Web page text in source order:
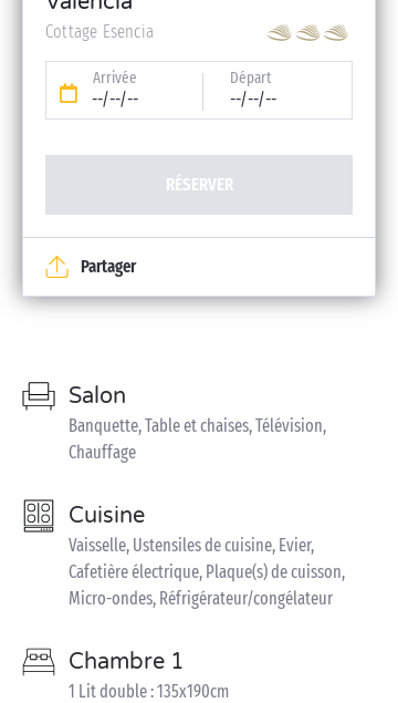
Cottage Esencia
Arrivée
--/--/--
Départ
--/--/--
RÉSERVER
Partager
Salon
Banquette, Table et chaises, Télévision,
Chauffage
Cuisine
Vaisselle, Ustensiles de cuisine, Evier,
Cafetière électrique, Plaque(s) de cuisson,
Micro-ondes, Réfrigérateur/congélateur
Chambre 1
1 Lit double : 135x190cm